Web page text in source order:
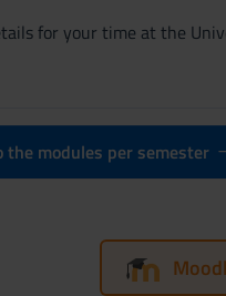
for your time at the
the modules per semester